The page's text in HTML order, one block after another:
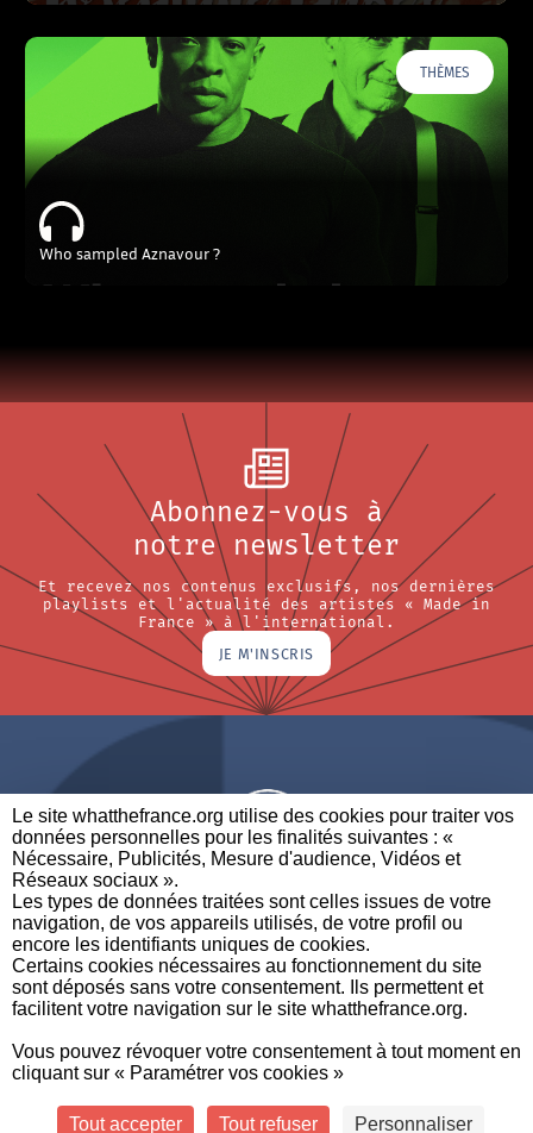
Le site whatthefrance.org utilise des cookies pour traiter vos
données personnelles pour les finalités suivantes : «
Nécessaire, Publicités, Mesure d'audience, Vidéos et
Réseaux sociaux ». ​
Les types de données traitées sont celles issues de votre
navigation, de vos appareils utilisés, de votre profil ou
encore les identifiants uniques de cookies. ​
Certains cookies nécessaires au fonctionnement du site
sont déposés sans votre consentement. Ils permettent et
facilitent votre navigation sur le site whatthefrance.org. ​
Vous pouvez révoquer votre consentement à tout moment en
cliquant sur « Paramétrer vos cookies »
Tout accepter Tout refuser Personnaliser
THÈMES
Who sampled Aznavour ?
Abonnez-vous à
notre newsletter
Et recevez nos contenus exclusifs, nos dernières
playlists et l'actualité des artistes « Made in
France » à l'international.
JE M'INSCRIS
A BRAND OF
PARTENAIRES CONTACTEZ-NOUS MENTIONS LÉGALES
CREDITS|À
PROPOS
|POLITIQUE DE
PROTECTION DES
|PRÉFÉRENCES DE